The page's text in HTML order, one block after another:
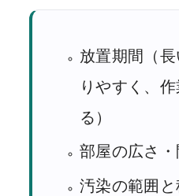
放置期間（
りやすく、
る）
部屋の広さ
汚染の範囲